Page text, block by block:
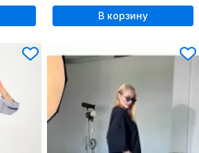
В корзину